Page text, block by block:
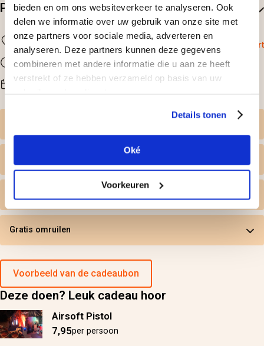
bieden en om ons websiteverkeer te analyseren. Ook
delen we informatie over uw gebruik van onze site met
onze partners voor sociale media, adverteren en
analyseren. Deze partners kunnen deze gegevens
combineren met andere informatie die u aan ze heeft
verstrekt of ze hebben verzameld op basis van uw
Details tonen
Oké
Voorkeuren
Praktische informatie
Locatie
Eeklo of Gullegem Bekijk op kaart
Duur
15 minuten
Beschikbaarheid
Gratis omruilen
Voorbeeld van de cadeaubon
Deze doen? Leuk cadeau hoor
Airsoft Pistol
7,95per persoon